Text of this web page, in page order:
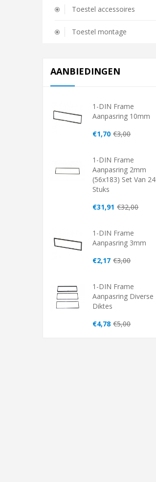
Toestel accessoires
Toestel montage
AANBIEDINGEN
1-DIN Frame
Aanpasring 10mm
€1,70 €3,00
1-DIN Frame
Aanpasring 2mm
(56x183) Set Van 24
Stuks
€31,91 €32,00
1-DIN Frame
Aanpasring 3mm
€2,17 €3,00
1-DIN Frame
Aanpasring Diverse
Diktes
€4,78 €5,00